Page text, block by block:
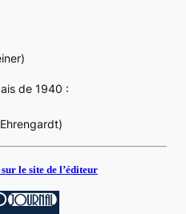
de 1940 :
le site de l’éditeur